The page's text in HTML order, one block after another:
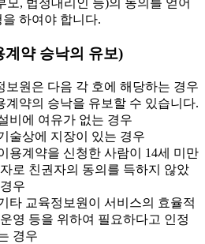
모, 법정대리인 등)의 동의를 얻어
하여야 합니다.
계약 승낙의 유보)
원은 다음 각 호에 해당하는 경우
계약의 승낙을 유보할 수 있습니다.
비에 여유가 없는 경우
술상에 지장이 있는 경우
용계약을 신청한 사람이 14세 미만
로 친권자의 동의를 득하지 않았
우
타 교육정보원이 서비스의 효율적
영 등을 위하여 필요하다고 인정
경우